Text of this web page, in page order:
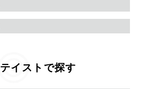
テイストで探す